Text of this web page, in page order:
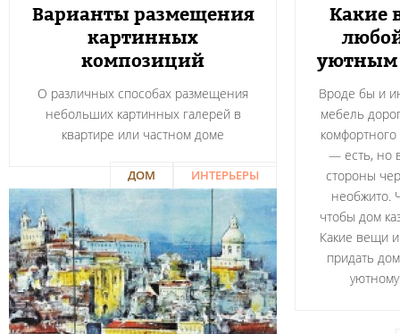
Варианты размещения
картинных
композиций
О различных способах размещения
небольших картинных галерей в
квартире или частном доме
Какие
уютным
Вроде бы и
мебель
— есть, но
стороны
необжито.
чтобы дом
Какие вещи
придать
ИНТЕРЬЕРЫ
ДОМ